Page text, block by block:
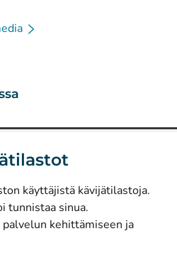
käyttäjistä kävijätilastoja.
tunnistaa sinua.
kehittämiseen ja
välilehteen)
välilehteen)